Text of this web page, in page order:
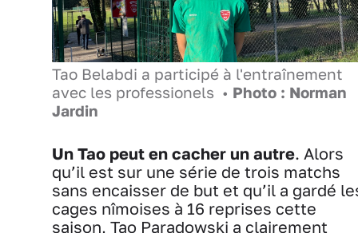
Tao Belabdi a participé à l'entraînement
avec les professionels • Photo : Norman
Jardin
Un Tao peut en cacher un autre. Alors
qu’il est sur une série de trois matchs
sans encaisser de but et qu’il a gardé
cages nîmoises à 16 reprises cette
saison, Tao Paradowski a clairement